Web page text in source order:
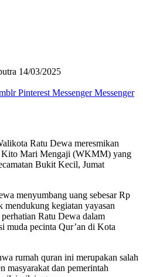
14/03/2025
Pinterest Messenger Messenger
Ratu Dewa meresmikan
Kito Mari Mengaji (WKMM) yang
Bukit Kecil, Jumat
menyumbang uang sebesar Rp
kegiatan yayasan
Ratu Dewa dalam
muda pecinta Qur’an di Kota
rumah quran ini merupakan salah
masyarakat dan pemerintah